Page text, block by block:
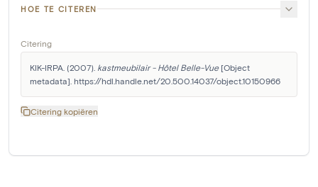
HOE TE CITEREN
Citering
KIK-IRPA. (2007). kastmeubilair - Hôtel Belle-Vue [Object
metadata]. https://hdl.handle.net/20.500.14037/object.10150966
Citering kopiëren